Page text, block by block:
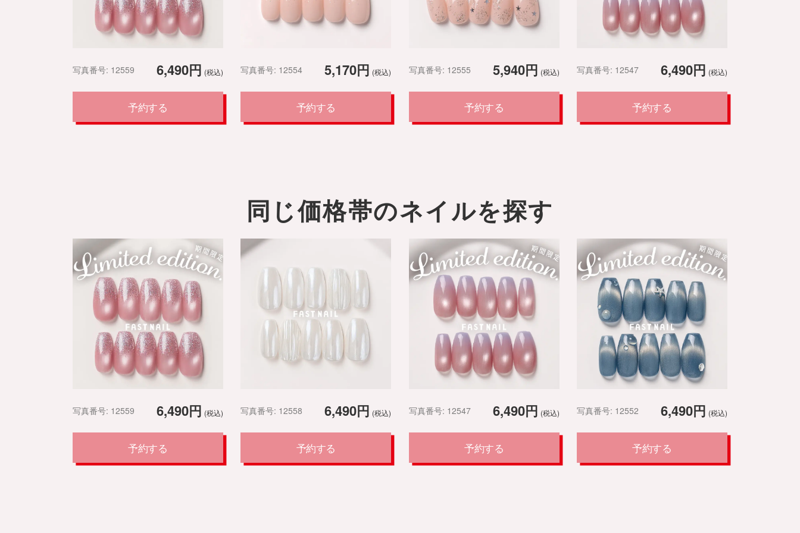
6,490円 (税込)
写真番号: 12559
予約する
5,170円 (税込)
写真番号: 12554
予約する
5,940円 (税込)
写真番号: 12555
予約する
6,490円 (税込)
写真番号: 12547
予約する
同じ価格帯のネイルを探す
6,490円 (税込)
写真番号: 12559
予約する
6,490円 (税込)
写真番号: 12558
予約する
6,490円 (税込)
写真番号: 12547
予約する
6,490円 (税込)
写真番号: 12552
予約する